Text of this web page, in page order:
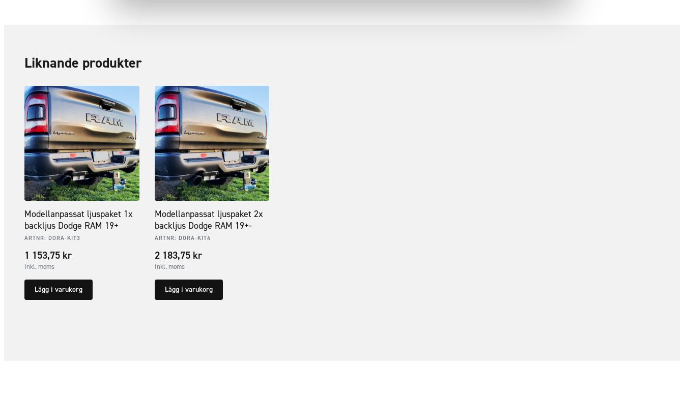
Liknande produkter
Modellanpassat ljuspaket 1x
backljus Dodge RAM 19+
ARTNR: DORA-KIT3
1 153,75 kr
Inkl. moms
Lägg i varukorg
Modellanpassat ljuspaket 2x
backljus Dodge RAM 19+-
ARTNR: DORA-KIT4
2 183,75 kr
Inkl. moms
Lägg i varukorg